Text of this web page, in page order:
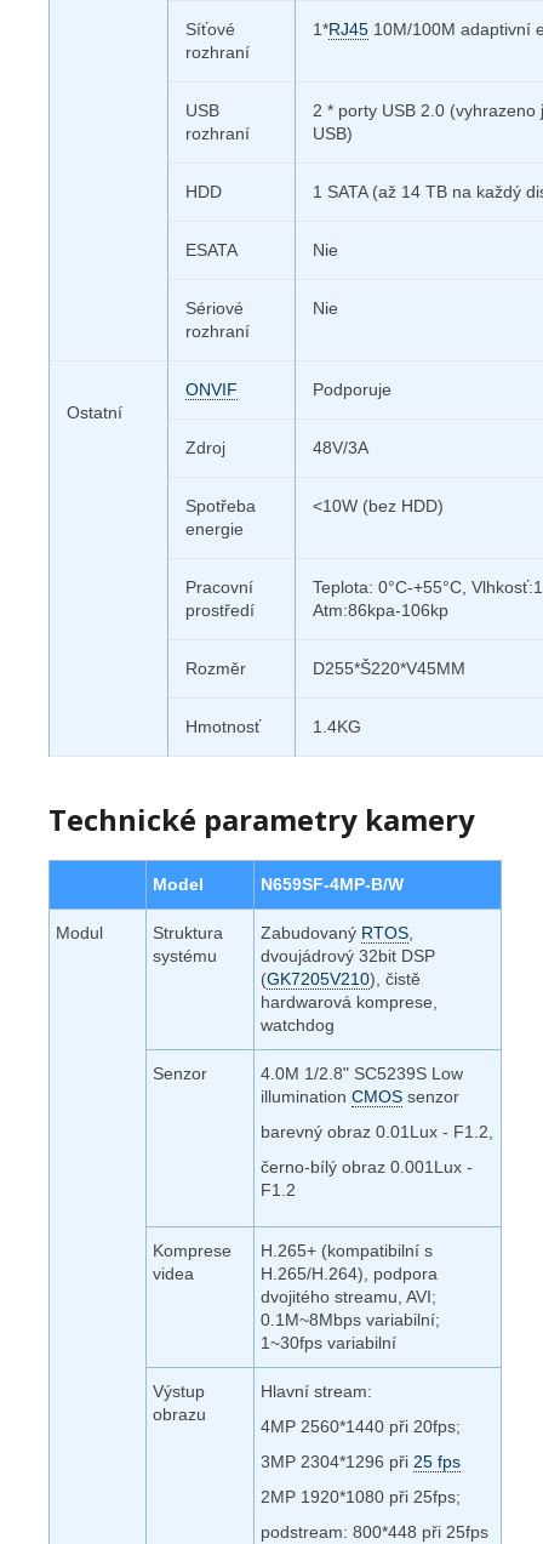
Síťové
rozhraní
1*RJ45 10M/100M adaptivní
USB
rozhraní
2 * porty USB 2.0
USB)
HDD 1 SATA (až 14 TB na každý
ESATA Nie
Sériové
rozhraní
Nie
Ostatní
ONVIF Podporuje
Zdroj 48V/3A
Spotřeba
energie
<10W (bez HDD)
Pracovní
prostředí
Teplota: 0°C-+55°C,
Atm:86kpa-106kp
Rozměr D255*Š220*V45MM
Hmotnosť 1.4KG
Technické parametry kamery
Model N659SF-4MP-B/W
Modul
Struktura
systému
Zabudovaný RTOS,
dvoujádrový 32bit DSP
(GK7205V210), čistě
hardwarová komprese,
watchdog
Senzor
4.0M 1/2.8" SC5239S Low
illumination CMOS senzor
barevný obraz 0.01Lux - F1.2,
černo-bílý obraz 0.001Lux -
F1.2
Komprese
videa
H.265+ (kompatibilní s
H.265/H.264), podpora
dvojitého streamu, AVI;
0.1M~8Mbps variabilní;
1~30fps variabilní
Výstup
obrazu
Hlavní stream:
4MP 2560*1440 při 20fps;
3MP 2304*1296 při 25 fps
2MP 1920*1080 při 25fps;
podstream: 800*448 při 25fps